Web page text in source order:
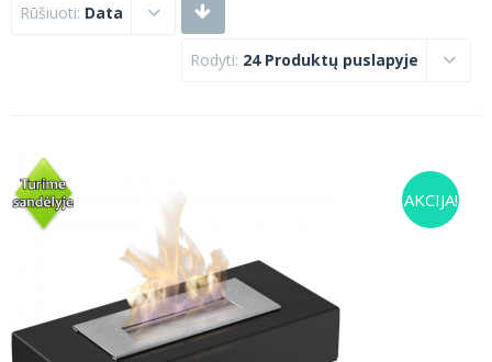
Rūšiuoti: Data
Rodyti: 24 Produktų puslapyje
AKCIJA!